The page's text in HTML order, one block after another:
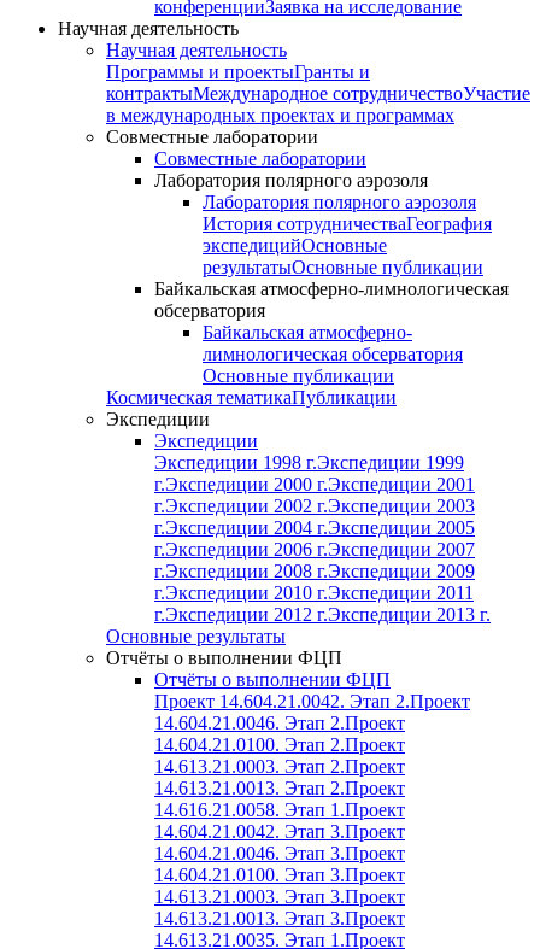
конференцииЗаявка на исследование
Научная деятельность
Научная деятельность
Программы и проектыГранты и
контрактыМеждународное сотрудничествоУчастие
в международных проектах и программах
Совместные лаборатории
Совместные лаборатории
Лаборатория полярного аэрозоля
Лаборатория полярного аэрозоля
История сотрудничестваГеография
экспедицийОсновные
результатыОсновные публикации
Байкальская атмосферно-лимнологическая
обсерватория
Байкальская атмосферно-
лимнологическая обсерватория
Основные публикации
Космическая тематикаПубликации
Экспедиции
Экспедиции
Экспедиции 1998 г.Экспедиции 1999
г.Экспедиции 2000 г.Экспедиции 2001
г.Экспедиции 2002 г.Экспедиции 2003
г.Экспедиции 2004 г.Экспедиции 2005
г.Экспедиции 2006 г.Экспедиции 2007
г.Экспедиции 2008 г.Экспедиции 2009
г.Экспедиции 2010 г.Экспедиции 2011
г.Экспедиции 2012 г.Экспедиции 2013 г.
Основные результаты
Отчёты о выполнении ФЦП
Отчёты о выполнении ФЦП
Проект 14.604.21.0042. Этап 2.Проект
14.604.21.0046. Этап 2.Проект
14.604.21.0100. Этап 2.Проект
14.613.21.0003. Этап 2.Проект
14.613.21.0013. Этап 2.Проект
14.616.21.0058. Этап 1.Проект
14.604.21.0042. Этап 3.Проект
14.604.21.0046. Этап 3.Проект
14.604.21.0100. Этап 3.Проект
14.613.21.0003. Этап 3.Проект
14.613.21.0013. Этап 3.Проект
14.613.21.0035. Этап 1.Проект